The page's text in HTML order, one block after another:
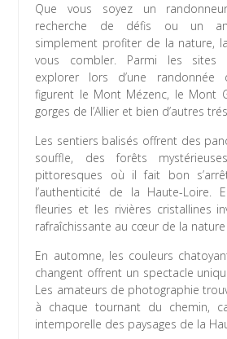
Que vous soyez un
recherche de défis ou un
simplement profiter de la nature,
vous combler. Parmi les sites
explorer lors d’une randonnée
figurent le Mont Mézenc, le Mont
gorges de l’Allier et bien d’autres
Les sentiers balisés offrent des
souffle, des forêts
pittoresques où il fait bon
l’authenticité de la Haute-Loire.
fleuries et les rivières cristallines
rafraîchissante au cœur de la
En automne, les couleurs
changent offrent un spectacle
Les amateurs de photographie
à chaque tournant du chemin,
intemporelle des paysages de la